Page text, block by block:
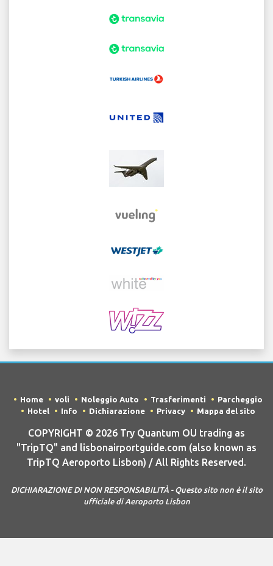
Home voli Noleggio Auto Trasferimenti
Parcheggio
Hotel
Info Dichiarazione Privacy Mappa del sito
COPYRIGHT © 2026 Try Quantum OU trading as
"TripTQ" and lisbonairportguide.com (also known as
TripTQ Aeroporto Lisbon) / All Rights Reserved.
DICHIARAZIONE DI NON RESPONSABILITÀ - Questo sito non è il sito
ufficiale di Aeroporto Lisbon